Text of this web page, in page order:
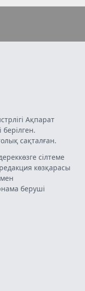
Ақпарат
берілген.
сақталған.
сілтеме
көзқарасы
беруші